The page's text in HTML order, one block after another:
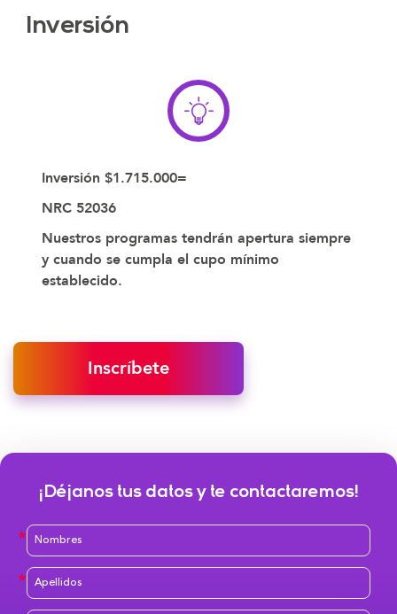
Inversión
Inversión $1.715.000=
NRC 52036
Nuestros programas tendrán apertura siempre
y cuando se cumpla el cupo mínimo
establecido.
Inscríbete
¡Déjanos tus datos y te contactaremos!